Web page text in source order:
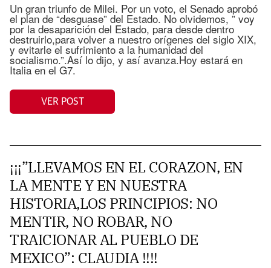
Un gran triunfo de Milei. Por un voto, el Senado aprobó
el plan de “desguase” del Estado. No olvidemos, ” voy
por la desaparición del Estado, para desde dentro
destruirlo,para volver a nuestro orígenes del siglo XIX,
y evitarle el sufrimiento a la humanidad del
socialismo.”.Así lo dijo, y así avanza.Hoy estará en
Italia en el G7.
VER POST
¡¡¡”LLEVAMOS EN EL CORAZON, EN
LA MENTE Y EN NUESTRA
HISTORIA,LOS PRINCIPIOS: NO
MENTIR, NO ROBAR, NO
TRAICIONAR AL PUEBLO DE
MEXICO”: CLAUDIA !!!!